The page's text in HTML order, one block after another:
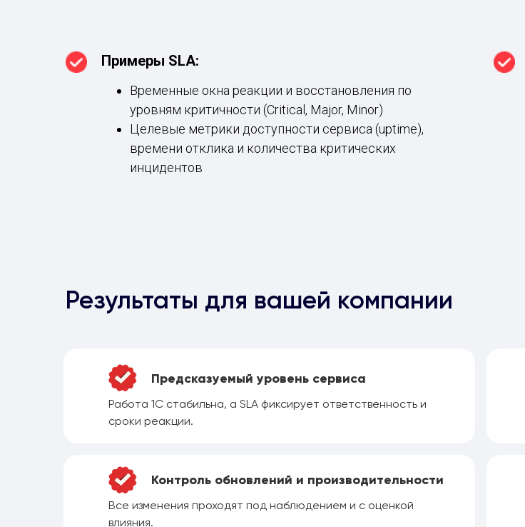
Примеры SLA:
Временные окна реакции и восстановления по
уровням критичности (Critical, Major, Minor)
Целевые метрики доступности сервиса (uptime),
времени отклика и количества критических
инцидентов
Результаты для вашей компании
Предсказуемый уровень сервиса
Работа 1С стабильна, а SLA фиксирует ответственность и
сроки реакции.
Контроль обновлений и производительности
Все изменения проходят под наблюдением и с оценкой
влияния.